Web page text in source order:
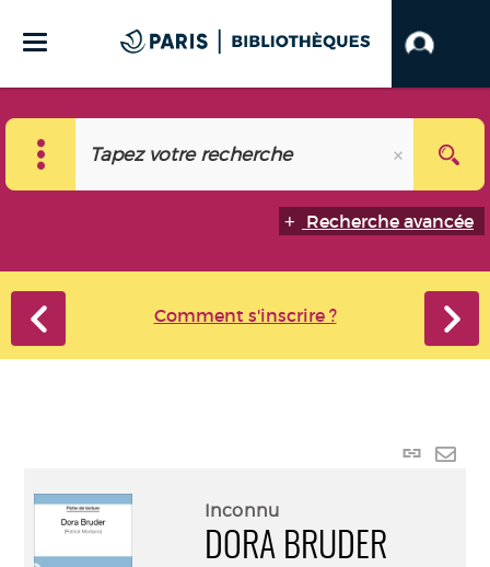
Recherche avancée
Comment s'inscrire ?
Lien
Inconnu
DORA BRUDER